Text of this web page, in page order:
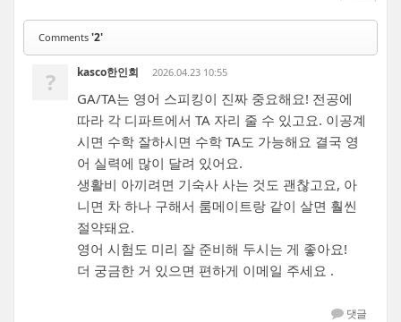
Comments '2'
? kasco한인회 2026.04.23 10:55
GA/TA는 영어 스피킹이 진짜 중요해요! 전공에
따라 각 디파트에서 TA 자리 줄 수 있고요. 이공계
시면 수학 잘하시면 수학 TA도 가능해요 결국 영
어 실력에 많이 달려 있어요.
생활비 아끼려면 기숙사 사는 것도 괜찮고요, 아
니면 차 하나 구해서 룸메이트랑 같이 살면 훨씬
절약돼요.
영어 시험도 미리 잘 준비해 두시는 게 좋아요!
더 궁금한 거 있으면 편하게 이메일 주세요 .
댓글